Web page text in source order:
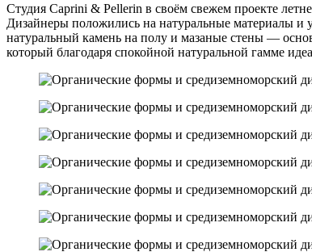
Студия Caprini & Pellerin в своём свежем проекте
Дизайнеры положились на натуральные материалы
натуральный камень на полу и мазаные стены —
который благодаря спокойной натуральной гамме